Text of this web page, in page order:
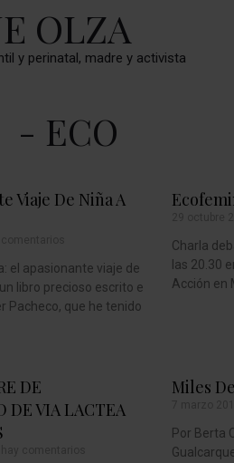
OLZA
y perinatal, madre y activista
- ECO
Viaje De Niña A
el apasionante viaje de
libro precioso escrito e
Pacheco, que he tenido
Charla
las 20.30
Acción en
DE
DE VIA LACTEA
Miles
Por Berta